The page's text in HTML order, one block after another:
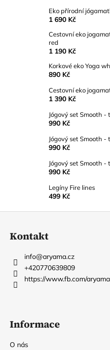
Eko přírodní
1 690 Kč
Cestovní eko
red
1 190 Kč
Korkové eko Yoga
890 Kč
Cestovní eko
1 390 Kč
Jógový set Smooth
990 Kč
Jógový set Smooth -
990 Kč
Jógový set Smooth
990 Kč
Legíny Fire lines
499 Kč
Z
Kontakt
info@aryama.cz
+420770639809
https://www.fb.com/
Informace
O nás